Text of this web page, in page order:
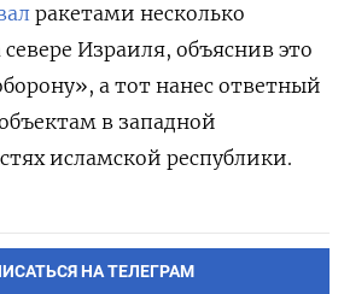
ракетами несколько
Израиля, объяснив это
а тот нанес ответный
в западной
исламской республики.
НА ТЕЛЕГРАМ